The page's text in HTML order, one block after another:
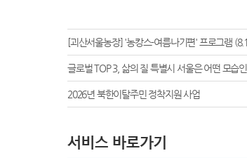
[괴산서울농장] '농캉스-여름나기편' 프로그램
글로벌 TOP 3, 삶의 질 특별시 서울은 어떤 모습
2026년 북한이탈주민 정착지원 사업